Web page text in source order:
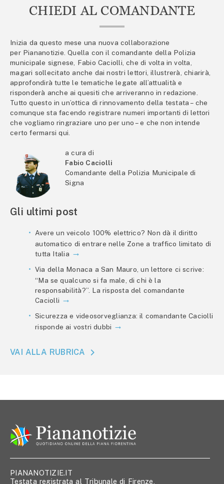
CHIEDI AL COMANDANTE
Inizia da questo mese una nuova collaborazione
per Piananotizie. Quella con il comandante della Polizia
municipale signese, Fabio Caciolli, che di volta in volta,
magari sollecitato anche dai nostri lettori, illustrerà, chiarirà,
approfondirà tutte le tematiche legate all’attualità e
risponderà anche ai quesiti che arriveranno in redazione.
Tutto questo in un’ottica di rinnovamento della testata – che
comunque sta facendo registrare numeri importanti di lettori
che vogliamo ringraziare uno per uno – e che non intende
certo fermarsi qui.
a cura di
Fabio Caciolli
Comandante della Polizia Municipale di
Signa
Gli ultimi post
Avere un veicolo 100% elettrico? Non dà il diritto
automatico di entrare nelle Zone a traffico limitato di
tutta Italia
Via della Monaca a San Mauro, un lettore ci scrive:
“Ma se qualcuno si fa male, di chi è la
responsabilità?”. La risposta del comandante
Caciolli
Sicurezza e videosorveglianza: il comandante Caciolli
risponde ai vostri dubbi
VAI ALLA RUBRICA
PIANANOTIZIE.IT
Testata registrata al Tribunale di Firenze,